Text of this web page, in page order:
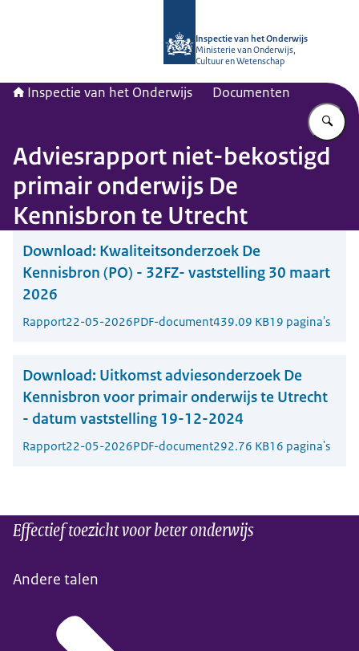
Inspectie van het Onderwijs
Ministerie van Onderwijs,
Cultuur en Wetenschap
Inspectie van het Onderwijs Documenten
Adviesrapport niet-bekostigd
primair onderwijs De
Kennisbron te Utrecht
Download: Kwaliteitsonderzoek De
Kennisbron (PO) - 32FZ- vaststelling 30 maart
2026
Rapport22-05-2026PDF-document439.09 KB19 pagina's
Download: Uitkomst adviesonderzoek De
Kennisbron voor primair onderwijs te Utrecht
- datum vaststelling 19-12-2024
Rapport22-05-2026PDF-document292.76 KB16 pagina's
Effectief toezicht voor beter onderwijs
Andere talen